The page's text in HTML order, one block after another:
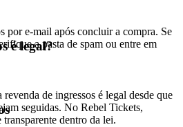
por e-mail após concluir a compra. Se
a pasta de spam ou entre em
é legal?
de ingressos é legal desde que
seguidas. No Rebel Tickets,
dentro da lei.